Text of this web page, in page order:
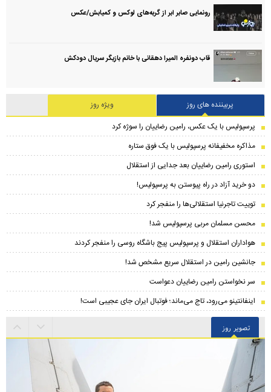
رونمایی صابر ابر از گربه‌های لوکس و کمیابش/عکس
قاب دونفره المیرا دهقانی با خانم بازیگر سریال دودکش
پربیننده های روز
ویژه روز
پرسپولیس با یک عکس، رامین رضاییان را سوژه کرد
مذاکره مخفیفانه پرسپولیس با یک فوق ستاره
استوری رامین رضاییان بعد جدایی از استقلال
دو خرید آزاد در راه پیوستن به پرسپولیس!
توییت تاجرنیا استقلالی‌ها را منفجر کرد
محسن مسلمان مربی پرسپولیس شد!
هواداران استقلال و پرسپولیس پیج باشگاه روسی را منفجر کردند
جانشین رامین در استقلال سریع مشخص شد!
سر نخواستن رامین رضاییان دعواست
اینفانتینو می‌رود، تاج می‌ماند؛ فوتبال ایران جای عجیبی است!
تصویر روز